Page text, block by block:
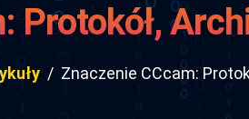
Protokół,
Znaczenie CCcam: